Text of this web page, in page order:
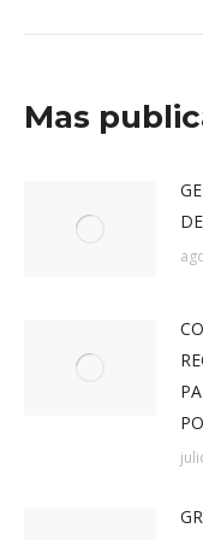
Mas